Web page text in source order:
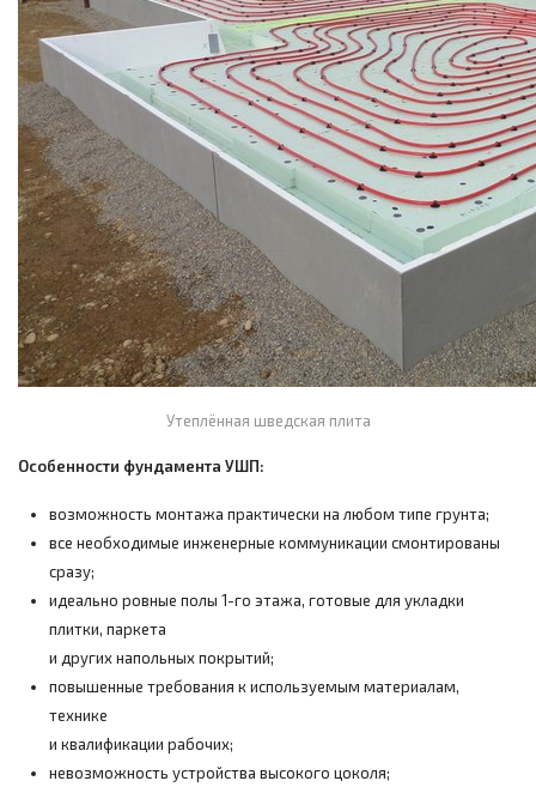
Утеплённая шведская плита
Особенности фундамента УШП:
возможность монтажа практически на любом типе грунта;
все необходимые инженерные коммуникации смонтированы
сразу;
идеально ровные полы 1-го этажа, готовые для укладки
плитки, паркета
и других напольных покрытий;
повышенные требования к используемым материалам,
технике
и квалификации рабочих;
невозможность устройства высокого цоколя;